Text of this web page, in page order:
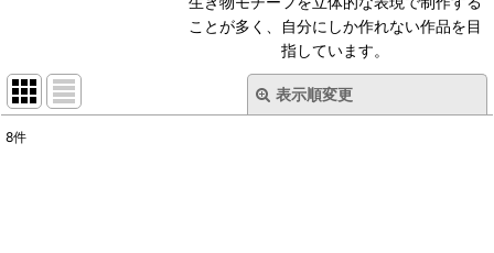
ことが多く、自分にしか作れない作品を目
指しています。
表示順変更
8件